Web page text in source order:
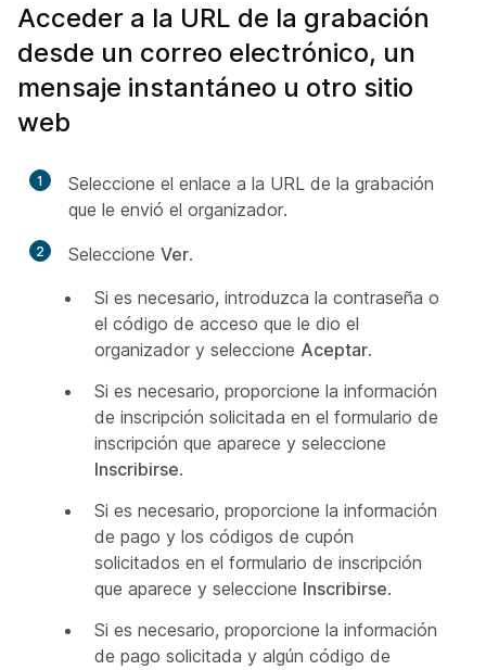
Acceder a la URL de la grabación
desde un correo electrónico, un
mensaje instantáneo u otro sitio
web
1
Seleccione el enlace a la URL de la grabación
que le envió el organizador.
2 Seleccione Ver.
Si es necesario, introduzca la contraseña o
el código de acceso que le dio el
organizador y seleccione Aceptar.
Si es necesario, proporcione la información
de inscripción solicitada en el formulario de
inscripción que aparece y seleccione
Inscribirse.
Si es necesario, proporcione la información
de pago y los códigos de cupón
solicitados en el formulario de inscripción
que aparece y seleccione Inscribirse.
Si es necesario, proporcione la información
de pago solicitada y algún código de